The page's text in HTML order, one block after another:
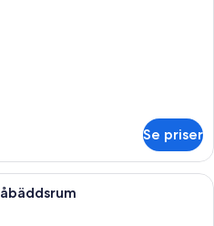
Se priser
Ett hotellrum med en stor säng, ett